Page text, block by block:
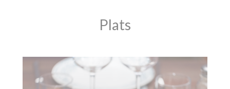
Plats